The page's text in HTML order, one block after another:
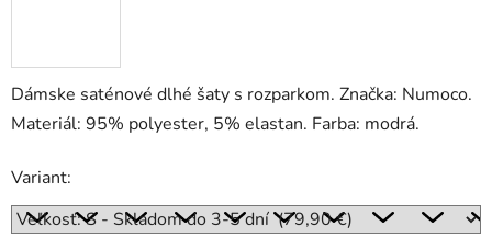
Dámske saténové dlhé šaty s rozparkom. Značka: Numoco.
Materiál: 95% polyester, 5% elastan. Farba: modrá.
Variant: